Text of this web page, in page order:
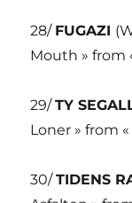
28/ FUGAZI
Mouth » from
29/TY
Loner » from
30/TIDENS